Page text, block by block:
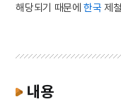
해당되기 때문에한국 제
내용